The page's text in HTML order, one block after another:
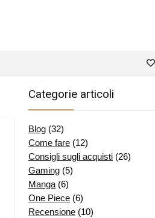
Categorie articoli
Blog (32)
Come fare (12)
Consigli sugli acquisti (26)
Gaming (5)
Manga (6)
One Piece (6)
Recensione (10)